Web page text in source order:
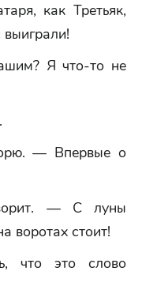
как Третьяк,
Я что-то не
— Впервые о
— С луны
воротах стоит!
что это слово